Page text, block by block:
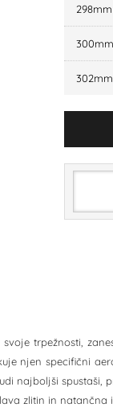
298mm
300mm
302mm
trpežnosti,
njen specifični
najboljši spustaši,
zlitin in